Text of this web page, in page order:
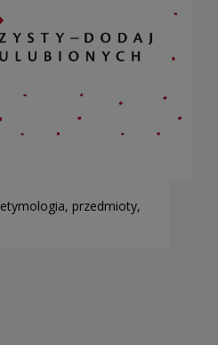
etymologia, przedmioty,